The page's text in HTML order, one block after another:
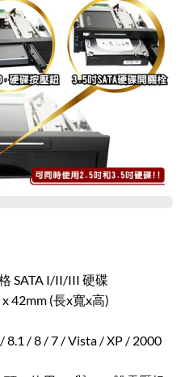
SATA I/II/III 硬碟
42mm (長x寬x高)
/ 8 / 7 / Vista / XP / 2000